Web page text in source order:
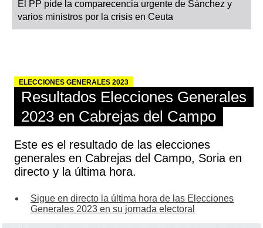
El PP pide la comparecencia urgente de Sánchez y
varios ministros por la crisis en Ceuta
ELECCIONES GENERALES 2023
Resultados Elecciones Generales
2023 en Cabrejas del Campo
Este es el resultado de las elecciones
generales en Cabrejas del Campo, Soria en
directo y la última hora.
Sigue en directo la última hora de las Elecciones
Generales 2023 en su jornada electoral